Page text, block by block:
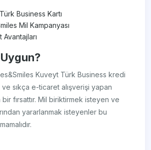
Business Kartı
Mil Kampanyası
Avantajları
Kuveyt Türk Business kredi
ve sıkça e-ticaret alışverişi yapan
fırsattır. Mil biriktirmek isteyen ve
yararlanmak isteyenler bu